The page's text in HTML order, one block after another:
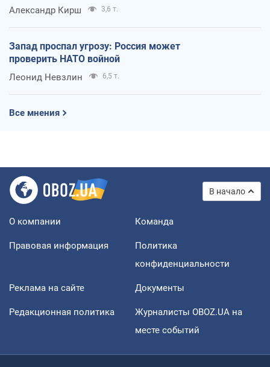
Александр Кирш 3,6 т.
Запад проспал угрозу: Россия может
проверить НАТО войной
Леонид Невзлин 6,5 т.
Все мнения
В начало
О компании Команда
Правовая информация
Политика
конфиденциальности
Реклама на сайте Документы
Редакционная политика
Журналисты OBOZ.UA на
месте событий